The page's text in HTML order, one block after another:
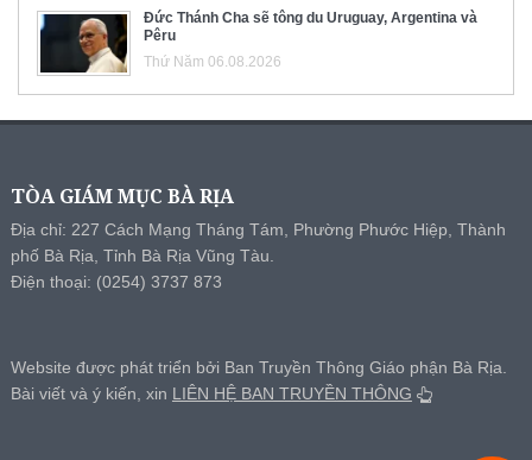
Đức Thánh Cha sẽ tông du Uruguay, Argentina và
Pêru
Thứ Năm 06.08.2026
TÒA GIÁM MỤC BÀ RỊA
Địa chỉ: 227 Cách Mạng Tháng Tám, Phường Phước Hiệp, Thành
phố Bà Rịa, Tỉnh Bà Rịa Vũng Tàu.
Điện thoại: (0254) 3737 873
Website được phát triển bởi Ban Truyền Thông Giáo phận Bà Rịa.
Bài viết và ý kiến, xin LIÊN HỆ BAN TRUYỀN THÔNG